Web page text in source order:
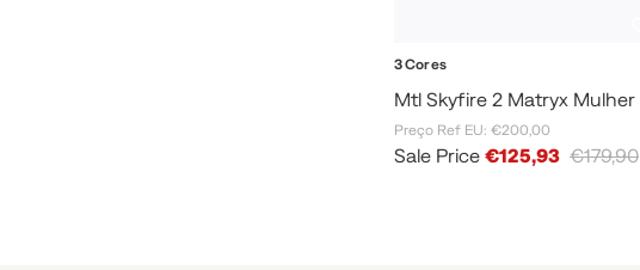
3 Cores
Mtl Skyfire 2 Matryx Mulher
Preço Ref EU: €200,00
Sale Price €125,93 €179,90